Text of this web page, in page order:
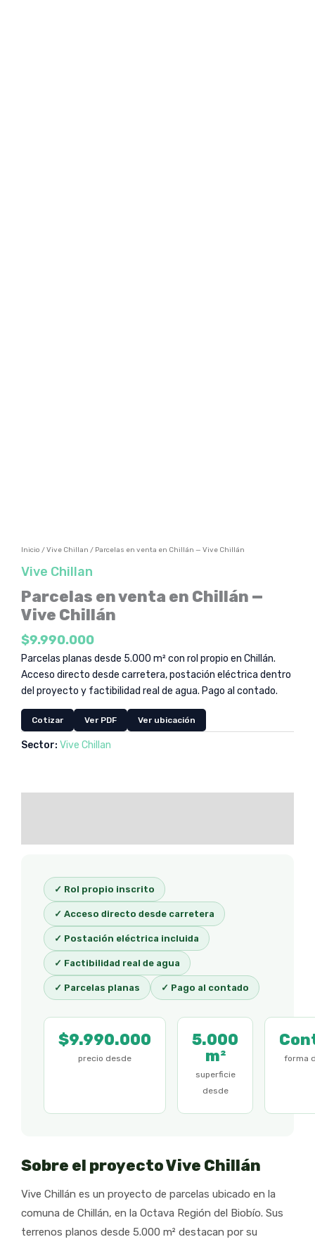
Inicio /Vive Chillan / Parcelas en venta en Chillán — Vive Chillán
Vive Chillan
Parcelas en venta en Chillán —
Vive Chillán
$9.990.000
Parcelas planas desde 5.000 m² con rol propio en Chillán.
Acceso directo desde carretera, postación eléctrica dentro
del proyecto y factibilidad real de agua. Pago al contado.
Cotizar Ver PDF Ver ubicación
Sector: Vive Chillan
✓ Rol propio inscrito
✓ Acceso directo desde carretera
✓ Postación eléctrica incluida
✓ Factibilidad real de agua
✓ Parcelas planas ✓ Pago al contado
$9.990.000
precio desde
5.000
m²
superficie
desde
forma
Sobre el proyecto Vive Chillán
Vive Chillán es un proyecto de parcelas ubicado en la
comuna de Chillán, en la Octava Región del Biobío. Sus
terrenos planos desde 5.000 m² destacan por su